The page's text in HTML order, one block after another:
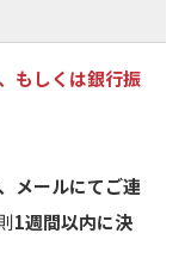
もしくは銀行振
メールにてご連
1週間以内に決